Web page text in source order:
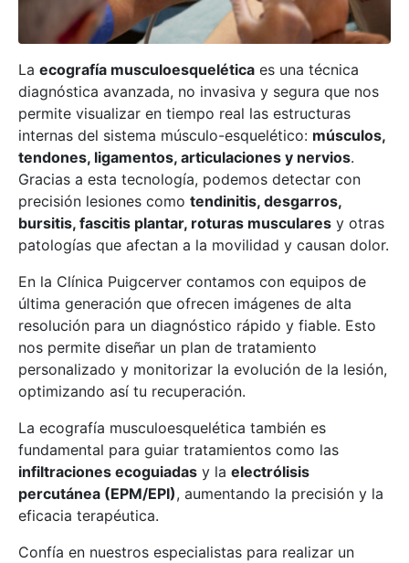
La ecografía musculoesquelética es una técnica
diagnóstica avanzada, no invasiva y segura que nos
permite visualizar en tiempo real las estructuras
internas del sistema músculo-esquelético: músculos,
tendones, ligamentos, articulaciones y nervios.
Gracias a esta tecnología, podemos detectar con
precisión lesiones como tendinitis, desgarros,
bursitis, fascitis plantar, roturas musculares y otras
patologías que afectan a la movilidad y causan dolor.
En la Clínica Puigcerver contamos con equipos de
última generación que ofrecen imágenes de alta
resolución para un diagnóstico rápido y fiable. Esto
nos permite diseñar un plan de tratamiento
personalizado y monitorizar la evolución de la lesión,
optimizando así tu recuperación.
La ecografía musculoesquelética también es
fundamental para guiar tratamientos como las
infiltraciones ecoguiadas y la electrólisis
percutánea (EPM/EPI), aumentando la precisión y la
eficacia terapéutica.
Confía en nuestros especialistas para realizar un